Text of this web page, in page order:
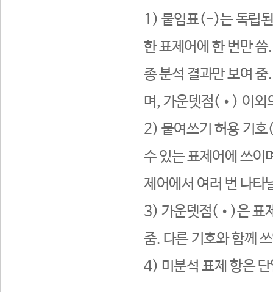
1) 붙임표(-)는 독립된
한 표제어에 한 번만
종 분석 결과만 보여
며, 가운뎃점(•) 이외
2) 붙여쓰기 허용 기호
수 있는 표제어에 쓰이
제어에서 여러 번 나타
3) 가운뎃점(•)은 표
줌. 다른 기호와 함께
4) 미분석 표제 항은